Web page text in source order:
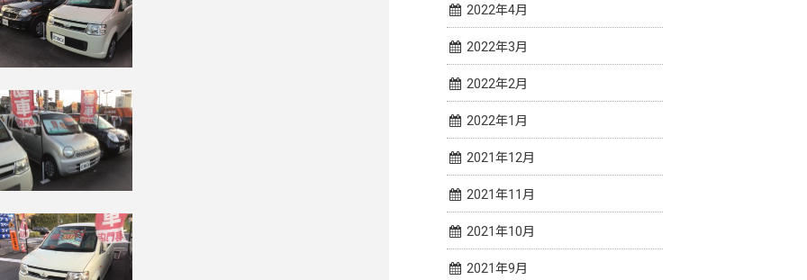
2022年4月
2022年3月
2022年2月
2022年1月
2021年12月
2021年11月
2021年10月
2021年9月